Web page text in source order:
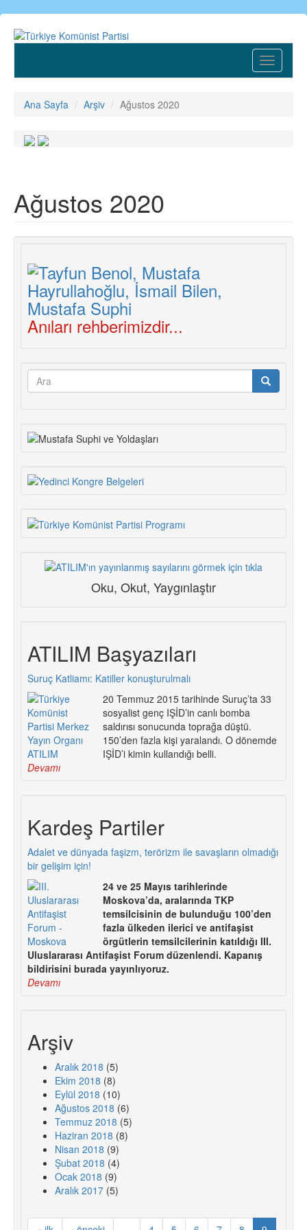
Ana
içeriğe
Toggle
Ana Sayfa Arşiv Ağustos 2020
Ağustos 2020
Anıları rehberimizdir...
Arama
Oku, Okut, Yaygınlaştır
ATILIM Başyazıları
Suruç Katliamı: Katiller konuşturulmalı
20 Temmuz 2015 tarihinde Suruç’ta 33
sosyalist genç IŞİD’in canlı bomba
saldırısı sonucunda toprağa düştü.
150’den fazla kişi yaralandı. O dönemde
IŞİD’i kimin kullandığı belli.
Devamı
Kardeş Partiler
Adalet ve dünyada faşizm, terörizm ile savaşların olmadığı
bir gelişim için!
24 ve 25 Mayıs tarihlerinde
Moskova’da, aralarında TKP
temsilcisinin de bulunduğu 100’den
fazla ülkeden ilerici ve antifaşist
örgütlerin temsilcilerinin katıldığı III.
Uluslararası Antifaşist Forum düzenlendi. Kapanış
bildirisini burada yayınlıyoruz.
Devamı
Arşiv
Aralık 2018 (5)
Ekim 2018 (8)
Eylül 2018 (10)
Ağustos 2018 (6)
Temmuz 2018 (5)
Haziran 2018 (8)
Nisan 2018 (9)
Şubat 2018 (4)
Ocak 2018 (9)
Aralık 2017 (5)